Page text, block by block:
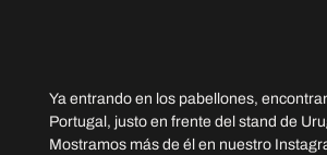
Ya entrando en los pabellones,
Portugal, justo en frente del stand de
Mostramos más de él en nuestro